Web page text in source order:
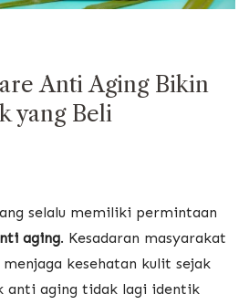
Anti Aging Bikin
yang Beli
selalu memiliki permintaan
aging. Kesadaran masyarakat
kesehatan kulit sejak
anti aging tidak lagi identik